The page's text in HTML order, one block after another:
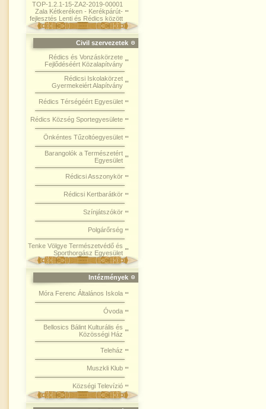
TOP-1.2.1-15-ZA2-2019-00001
Zala Kétkeréken - Kerékpárút-
fejlesztés Lenti és Rédics között
Civil szervezetek
Rédics és Vonzáskörzete
Fejlődéséért Közalapítvány
Rédicsi Iskolakörzet
Gyermekeiért Alapítvány
Rédics Térségéért Egyesület
Rédics Község Sportegyesülete
Önkéntes Tűzoltóegyesület
Barangolók a Természetért
Egyesület
Rédicsi Asszonykör
Rédicsi Kertbarátkör
Színjátszókör
Polgárőrség
Tenke Völgye Természetvédő és
Sporthorgász Egyesület
Intézmények
Móra Ferenc Általános Iskola
Óvoda
Bellosics Bálint Kulturális és
Közösségi Ház
Teleház
Muszkli Klub
Községi Televízió